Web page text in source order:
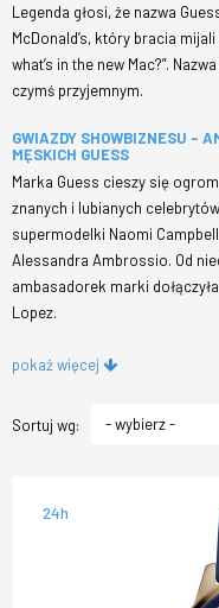
Legenda głosi, że nazwa
McDonald’s, który bracia
what’s in the new Mac?”.
czymś przyjemnym.
GWIAZDY SHOWBIZNESU –
MĘSKICH GUESS
Marka Guess cieszy się
znanych i lubianych
supermodelki Naomi
Alessandra Ambrossio. Od
ambasadorek marki
Lopez.
pokaż więcej
Sortuj wg:
24h